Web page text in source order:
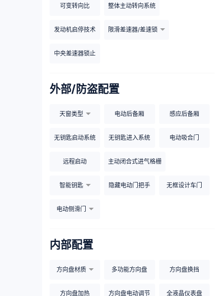
可变转向比 整体主动转向系统
发动机启停技术 限滑差速器/差速锁
中央差速器锁止
外部/防盗配置
天窗类型 电动后备厢 感应后备厢
无钥匙启动系统 无钥匙进入系统 电动吸合门
远程启动 主动闭合式进气格栅
智能钥匙 隐藏电动门把手 无框设计车门
电动侧滑门
内部配置
方向盘材质 多功能方向盘 方向盘换挡
方向盘加热 方向盘电动调节 全液晶仪表盘